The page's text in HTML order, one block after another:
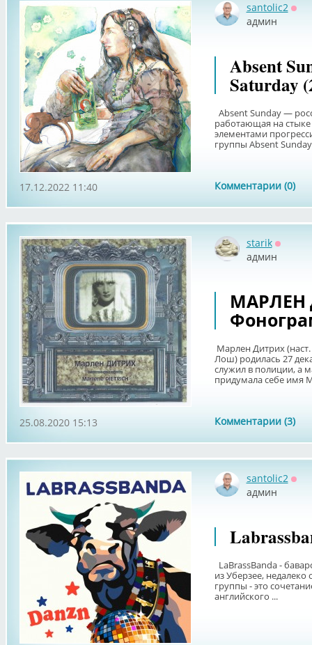
santolic2
админ
Absent
Saturday
Absent Sunday —
работающая на
элементами
группы Absent
Комментарии (0)
17.12.2022 11:40
starik
админ
МАРЛЕН
Марлен Дитрих
Лош) родилась 27
служил в полиции, а
придумала себе имя
Комментарии (3)
25.08.2020 15:13
santolic2
админ
LaBrassBanda -
из Уберзее,
группы - это
английского ...